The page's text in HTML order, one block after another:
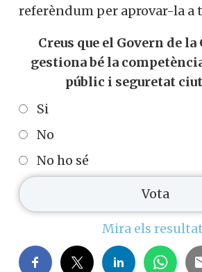
referèndum per aprovar-la a
Creus que el Govern de
gestiona bé la
públic i seguretat
Si
No
No ho sé
Mira els